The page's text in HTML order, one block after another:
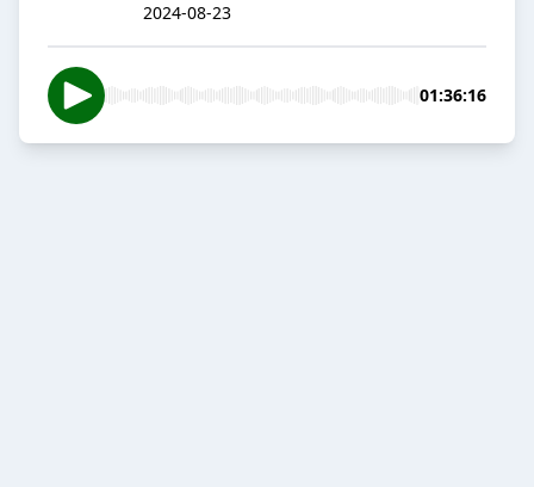
2024-08-23
01:36:16